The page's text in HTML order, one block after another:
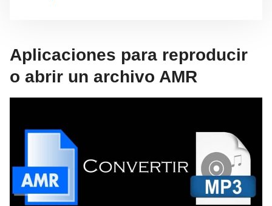
Aplicaciones para reproducir
o abrir un archivo AMR